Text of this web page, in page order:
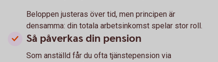
Beloppen justeras över tid, men principen är
densamma: din totala arbetsinkomst spelar stor roll.
Så påverkas din pension
Som anställd får du ofta tjänstepension via